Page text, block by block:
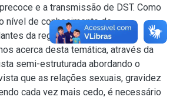
e a transmissão de DST. Como
nível de conhecimento de
da região Metropolitana do
acerca desta temática, através da
semi-estruturada abordando o
que as relações sexuais, gravidez
cada vez mais cedo, é necessário